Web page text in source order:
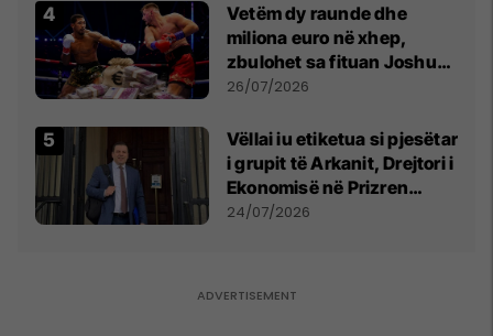
Vetëm dy raunde dhe
miliona euro në xhep,
zbulohet sa fituan Joshua
e Prenga
26/07/2026
Vëllai iu etiketua si pjesëtar
i grupit të Arkanit, Drejtori i
Ekonomisë në Prizren
mohon pretendimet
24/07/2026